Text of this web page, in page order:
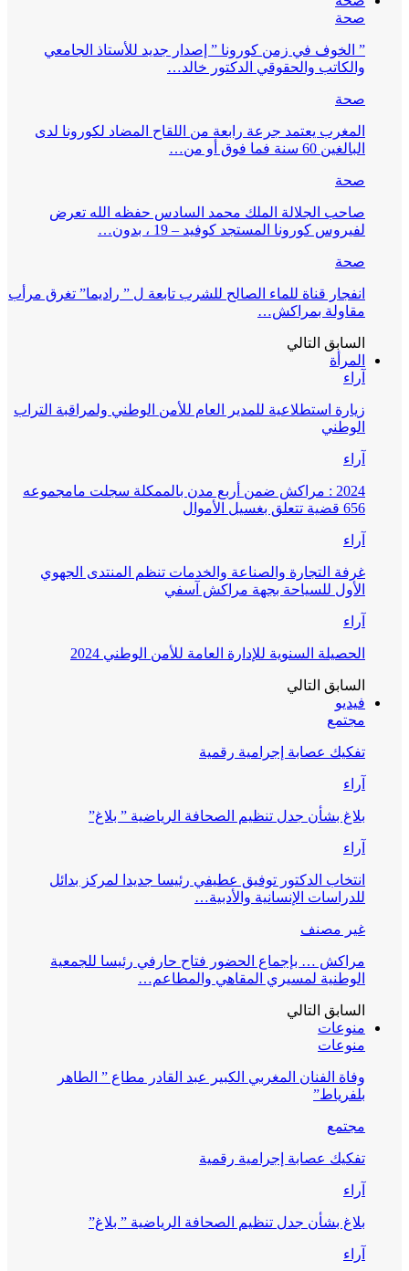
صحة
” الخوف في زمن كورونا ” إصدار جديد للأستاذ الجامعي
والكاتب والحقوقي الدكتور خالد…
صحة
المغرب يعتمد جرعة رابعة من اللقاح المضاد لكورونا لدى
البالغين 60 سنة فما فوق أو من…
صحة
صاحب الجلالة الملك محمد السادس حفظه الله تعرض
لفيروس كورونا المستجد كوفيد – 19 ، بدون…
صحة
انفجار قناة للماء الصالح للشرب تابعة ل ” راديما” تغرق مرأب
مقاولة بمراكش…
السابق التالي
المرأة
آراء
زيارة استطلاعية للمدير العام للأمن الوطني ولمراقبة التراب
الوطني
آراء
2024 : مراكش ضمن أربع مدن بالممكلة سجلت مامجموعه
656 قضية تتعلق بغسيل الأموال
آراء
غرفة التجارة والصناعة والخدمات تنظم المنتدى الجهوي
الأول للسياحة بجهة مراكش آسفي
آراء
الحصيلة السنوية للإدارة العامة للأمن الوطني 2024
السابق التالي
فيديو
مجتمع
تفكيك عصابة إجرامية رقمية
آراء
بلاغ بشأن جدل تنظيم الصحافة الرياضية ” بلاغ”
آراء
انتخاب الدكتور توفيق عطيفي رئيسا جديدا لمركز بدائل
للدراسات الإنسانية والأدبية…
غير مصنف
مراكش … بإجماع الحضور فتاح حارفي رئيسا للجمعية
الوطنية لمسيري المقاهي والمطاعم…
السابق التالي
منوعات
منوعات
وفاة الفنان المغربي الكبير عبد القادر مطاع ” الطاهر
بلفرياط”
مجتمع
تفكيك عصابة إجرامية رقمية
آراء
بلاغ بشأن جدل تنظيم الصحافة الرياضية ” بلاغ”
آراء